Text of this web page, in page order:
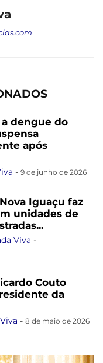
dengue do
após
- 9 de junho de 2026
Iguaçu faz
unidades de
Viva -
Couto
da
- 8 de maio de 2026